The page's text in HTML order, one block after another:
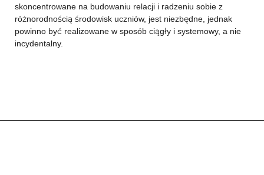
skoncentrowane na budowaniu relacji i radzeniu sobie z
różnorodnością środowisk uczniów, jest niezbędne, jednak
powinno być realizowane w sposób ciągły i systemowy, a nie
incydentalny.